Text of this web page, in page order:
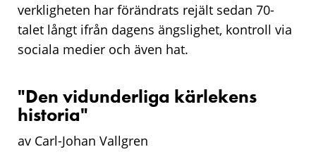
verkligheten har förändrats rejält sedan 70-
talet långt ifrån dagens ängslighet, kontroll via
sociala medier och även hat.
"Den vidunderliga kärlekens
historia"
av Carl-Johan Vallgren